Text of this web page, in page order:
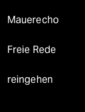
Mauerecho
Freie Rede
reingehen